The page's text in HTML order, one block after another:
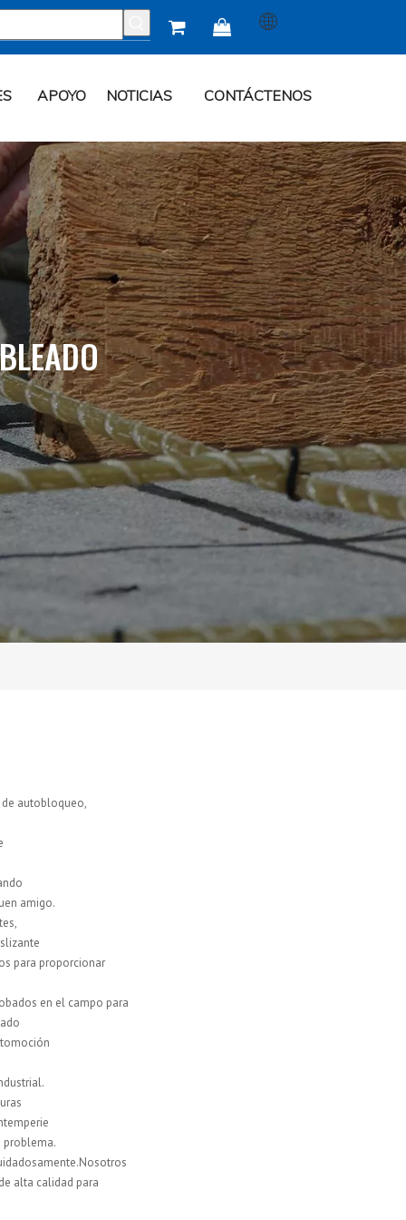
 
APOYO NOTICIAS CONTÁCTENOS
autobloqueo,
amigo.
para proporcionar
en el campo para
problema.
alta calidad para